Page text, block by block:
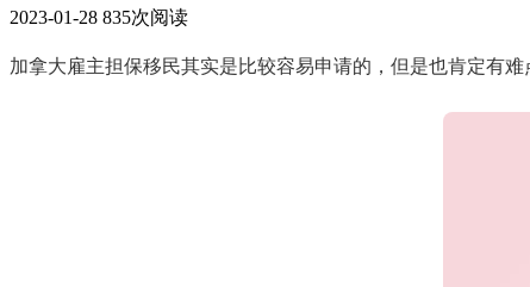
2023-01-28 835次阅读
加拿大雇主担保移民其实是比较容易申请的，但是也肯定有